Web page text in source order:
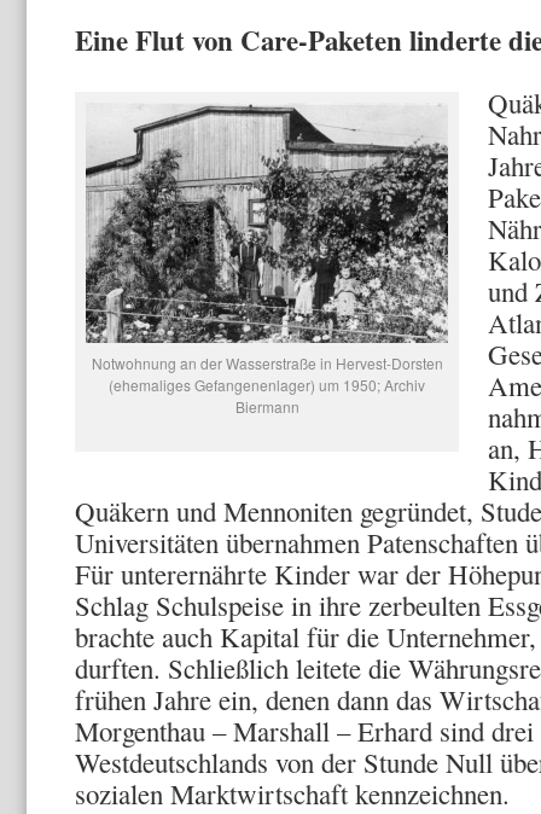
Eine Flut von Care-Paketen linderte
Notwohnung an der Wasserstraße in Hervest-Dorsten
(ehemaliges Gefangenenlager) um 1950; Archiv
Biermann
und
an,
Quäkern und Mennoniten gegründet,
Universitäten übernahmen Patenschaften
Für unterernährte Kinder war der
Schlag Schulspeise in ihre zerbeulten
brachte auch Kapital für die
durften. Schließlich leitete die
frühen Jahre ein, denen dann das
Morgenthau – Marshall – Erhard sind
Westdeutschlands von der Stunde Null
sozialen Marktwirtschaft kennzeichnen.